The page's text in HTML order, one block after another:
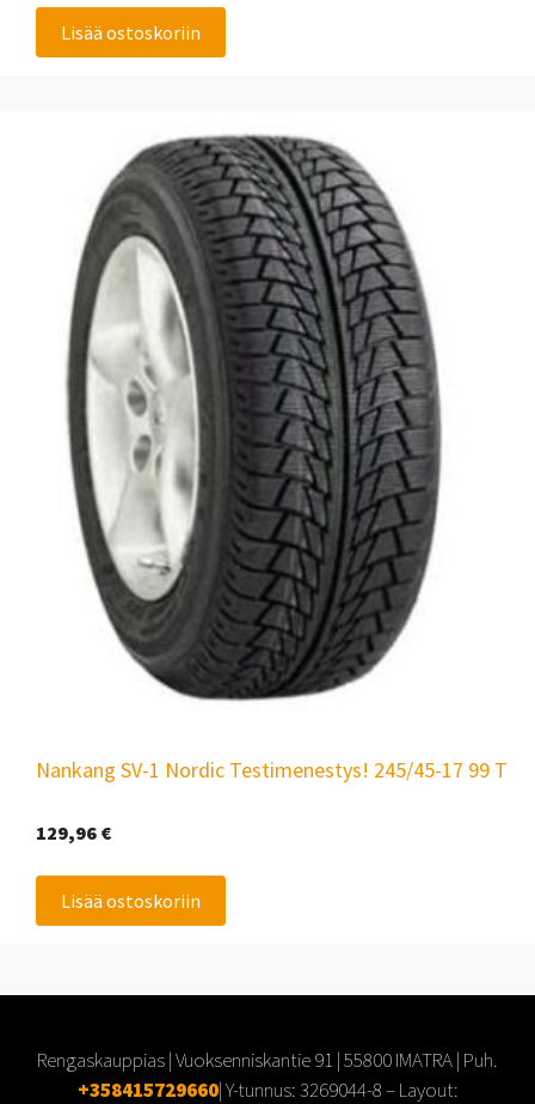
Lisää ostoskoriin
Nankang SV-1 Nordic Testimenestys! 245/45-17 99 T
129,96 €
Lisää ostoskoriin
Rengaskauppias | Vuoksenniskantie 91 | 55800 IMATRA | Puh.
+358415729660| Y-tunnus:3269044-8– Layout: